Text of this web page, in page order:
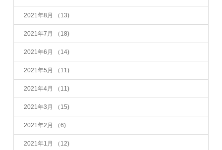
2021年8月 （13)
2021年7月 （18)
2021年6月 （14)
2021年5月 （11)
2021年4月 （11)
2021年3月 （15)
2021年2月 （6)
2021年1月 （12)